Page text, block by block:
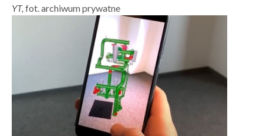
YT, fot. archiwum prywatne